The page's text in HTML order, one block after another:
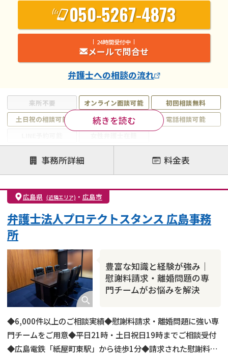
来所不要 オンライン面談可能
初回相談無料
土日祝の相談可能
19時以降電話可能
電話相談可能
注力案件
離婚前相談
離婚調停
離婚裁判
親権・面会交流権
DV
モラハラ
不貞・不倫慰謝料請求
国際離婚
財産分与
内縁の夫婦 熟年離婚
続きを読む
050-5267-4873
24時間受付中
メールで問合せ
弁護士への相談の流れ
事務所詳細 料金表
広島県 (近隣エリア) ・ 広島市
豊富な知識と経験が強み｜
慰謝料請求・離婚問題の専
門チームがお悩みを解決
弁護士法人プロテクトスタンス 広島事務
所
◆6,000件以上のご相談実績◆慰謝料請求・離婚問題に強い専
門チームをご用意◆平日21時・土日祝日19時までご相談受付
◆広島電鉄「紙屋町東駅」から徒歩1分◆請求された慰謝料の